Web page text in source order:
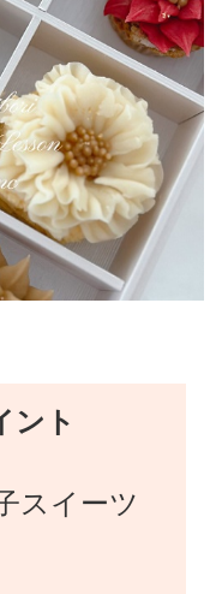
ント
スイーツ